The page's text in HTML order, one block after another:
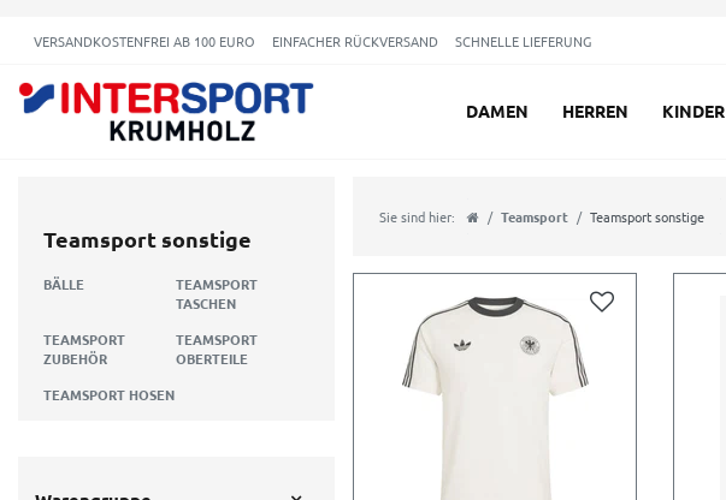
VERSANDKOSTENFREI AB 100 EURO EINFACHER RÜCKVERSAND SCHNELLE LIEFERUNG
DAMEN HERREN KINDER
Teamsport sonstige
BÄLLE
TEAMSPORT
TASCHEN
TEAMSPORT
ZUBEHÖR
TEAMSPORT
OBERTEILE
TEAMSPORT HOSEN
Sie sind hier: Teamsport Teamsport sonstige